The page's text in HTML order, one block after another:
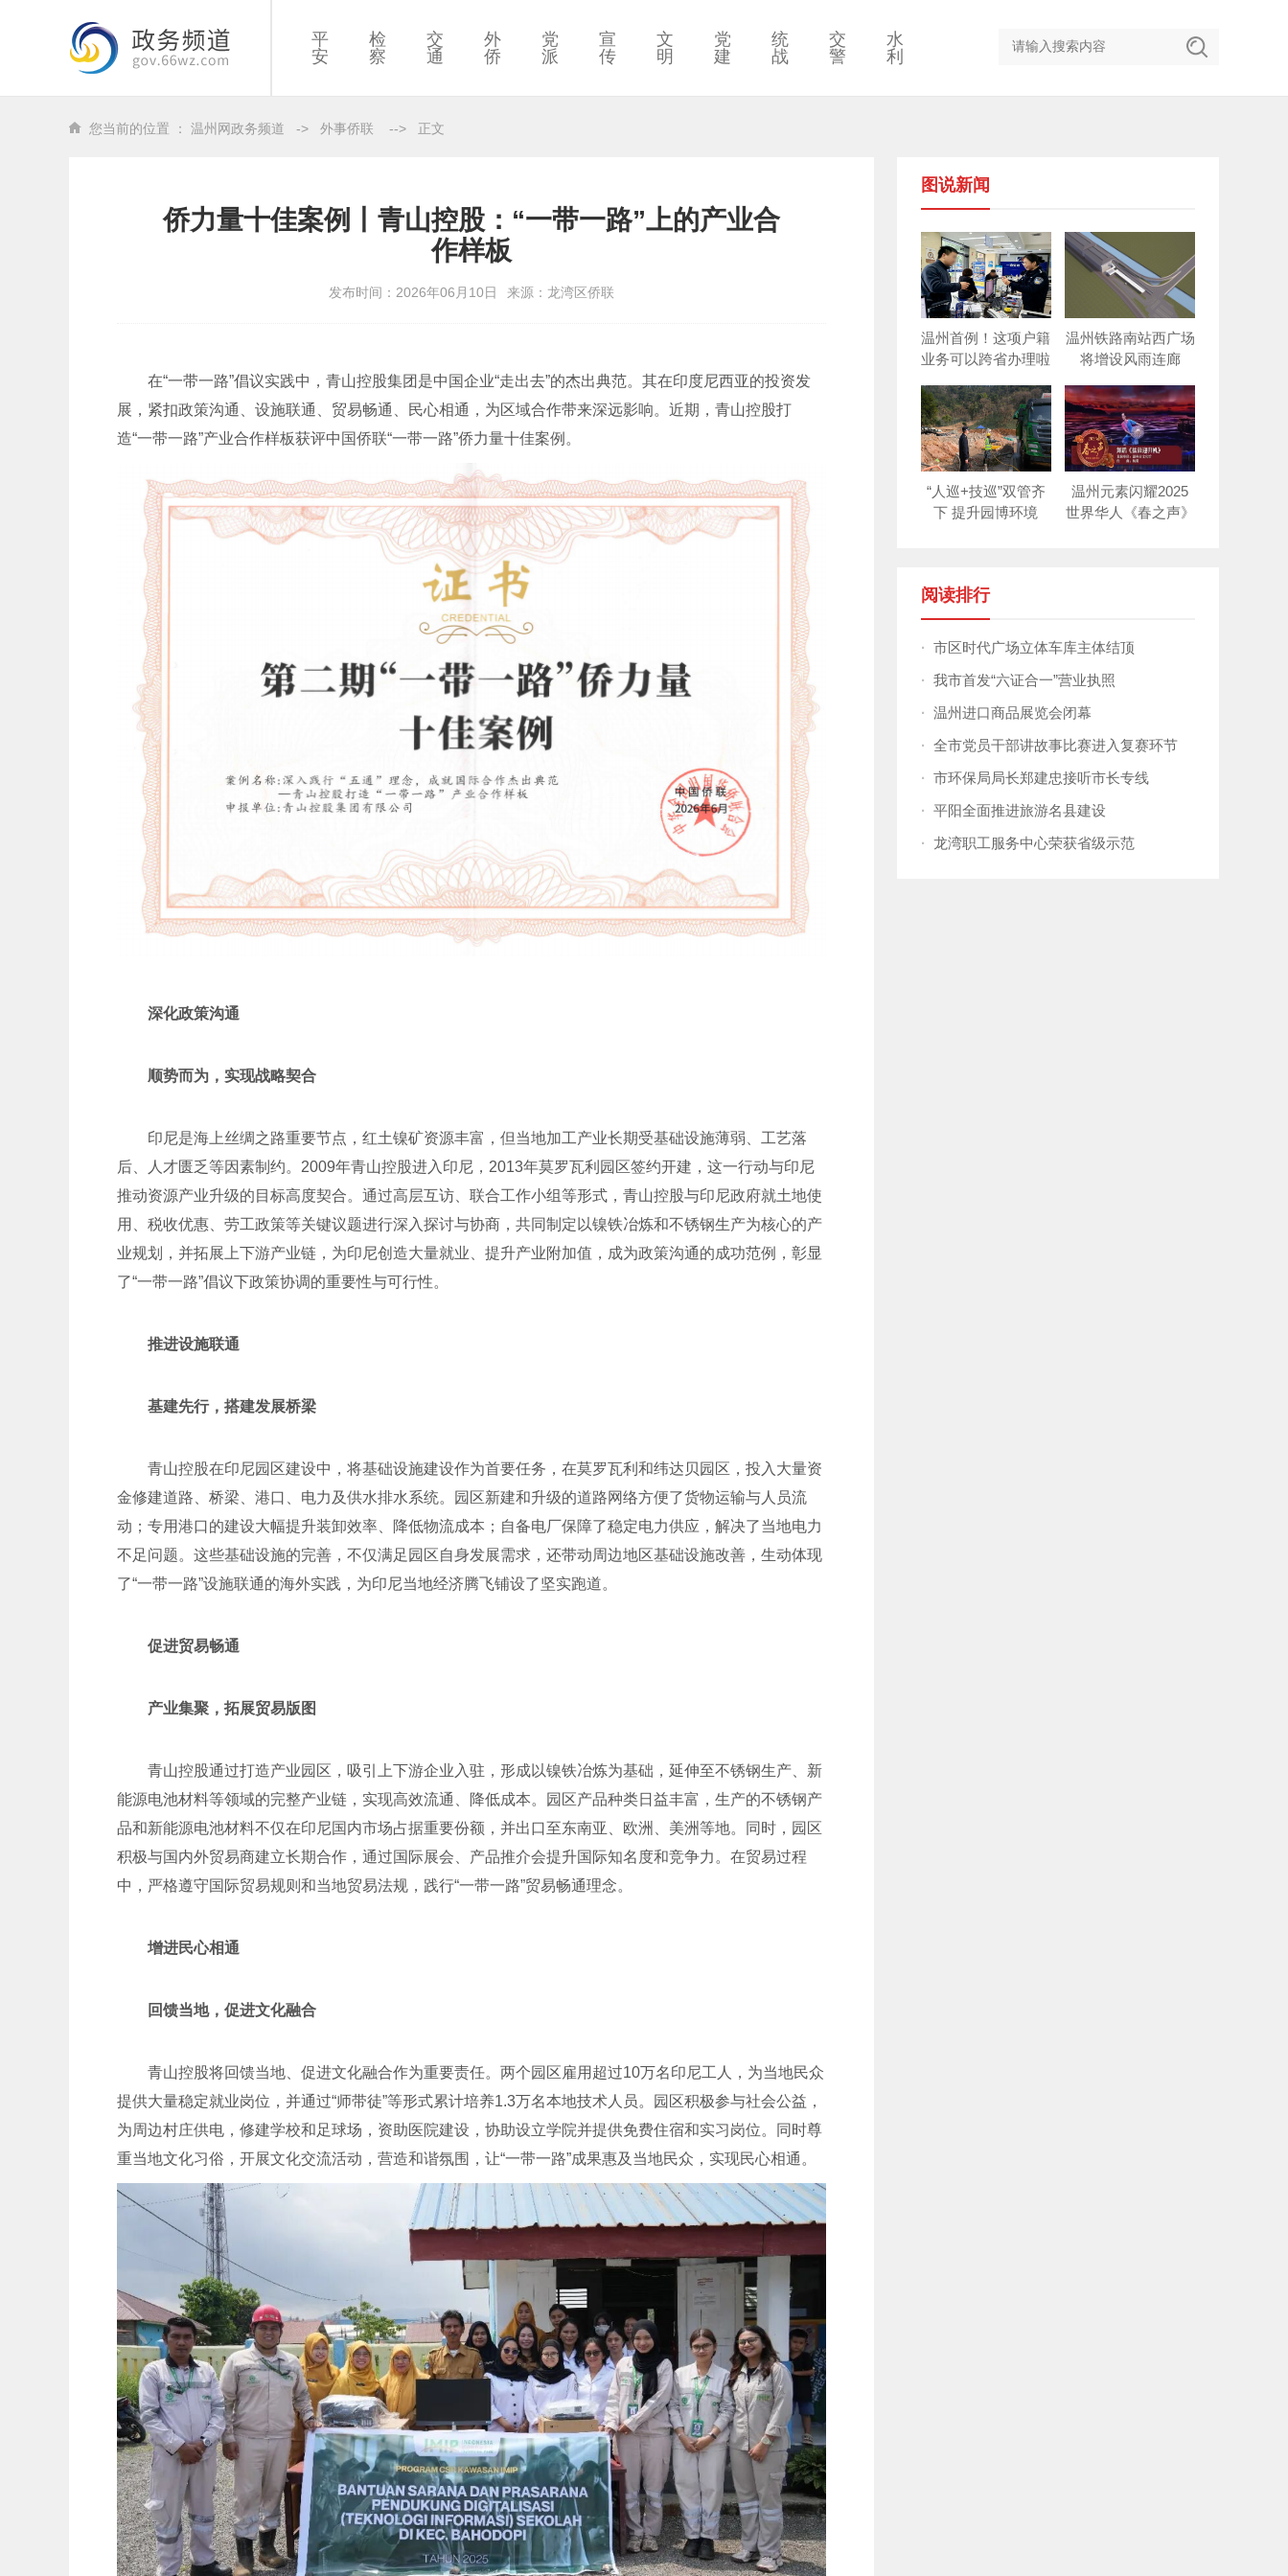
平
安
检
察
交
通
外
侨
党
派
宣
传
文
明
党
建
统
战
交
警
水
利
您当前的位置 ： 温州网政务频道 -> 外事侨联 --> 正文
侨力量十佳案例丨青山控股：“一带一路”上的产业合
作样板
发布时间：2026年06月10日 来源：龙湾区侨联
在“一带一路”倡议实践中，青山控股集团是中国企业“走出去”的杰出典范。其在印度尼西亚的投资发
展，紧扣政策沟通、设施联通、贸易畅通、民心相通，为区域合作带来深远影响。近期，青山控股打
造“一带一路”产业合作样板获评中国侨联“一带一路”侨力量十佳案例。
深化政策沟通
顺势而为，实现战略契合
印尼是海上丝绸之路重要节点，红土镍矿资源丰富，但当地加工产业长期受基础设施薄弱、工艺落
后、人才匮乏等因素制约。2009年青山控股进入印尼，2013年莫罗瓦利园区签约开建，这一行动与印尼
推动资源产业升级的目标高度契合。通过高层互访、联合工作小组等形式，青山控股与印尼政府就土地使
用、税收优惠、劳工政策等关键议题进行深入探讨与协商，共同制定以镍铁冶炼和不锈钢生产为核心的产
业规划，并拓展上下游产业链，为印尼创造大量就业、提升产业附加值，成为政策沟通的成功范例，彰显
了“一带一路”倡议下政策协调的重要性与可行性。
推进设施联通
基建先行，搭建发展桥梁
青山控股在印尼园区建设中，将基础设施建设作为首要任务，在莫罗瓦利和纬达贝园区，投入大量资
金修建道路、桥梁、港口、电力及供水排水系统。园区新建和升级的道路网络方便了货物运输与人员流
动；专用港口的建设大幅提升装卸效率、降低物流成本；自备电厂保障了稳定电力供应，解决了当地电力
不足问题。这些基础设施的完善，不仅满足园区自身发展需求，还带动周边地区基础设施改善，生动体现
了“一带一路”设施联通的海外实践，为印尼当地经济腾飞铺设了坚实跑道。
促进贸易畅通
产业集聚，拓展贸易版图
青山控股通过打造产业园区，吸引上下游企业入驻，形成以镍铁冶炼为基础，延伸至不锈钢生产、新
能源电池材料等领域的完整产业链，实现高效流通、降低成本。园区产品种类日益丰富，生产的不锈钢产
品和新能源电池材料不仅在印尼国内市场占据重要份额，并出口至东南亚、欧洲、美洲等地。同时，园区
积极与国内外贸易商建立长期合作，通过国际展会、产品推介会提升国际知名度和竞争力。在贸易过程
中，严格遵守国际贸易规则和当地贸易法规，践行“一带一路”贸易畅通理念。
增进民心相通
回馈当地，促进文化融合
青山控股将回馈当地、促进文化融合作为重要责任。两个园区雇用超过10万名印尼工人，为当地民众
提供大量稳定就业岗位，并通过“师带徒”等形式累计培养1.3万名本地技术人员。园区积极参与社会公益，
为周边村庄供电，修建学校和足球场，资助医院建设，协助设立学院并提供免费住宿和实习岗位。同时尊
重当地文化习俗，开展文化交流活动，营造和谐氛围，让“一带一路”成果惠及当地民众，实现民心相通。
图说新闻
温州首例！这项户籍
业务可以跨省办理啦
温州铁路南站西广场
将增设风雨连廊
“人巡+技巡”双管齐
下 提升园博环境
温州元素闪耀2025
世界华人《春之声》
阅读排行
· 市区时代广场立体车库主体结顶
· 我市首发“六证合一”营业执照
· 温州进口商品展览会闭幕
· 全市党员干部讲故事比赛进入复赛环节
· 市环保局局长郑建忠接听市长专线
· 平阳全面推进旅游名县建设
· 龙湾职工服务中心荣获省级示范